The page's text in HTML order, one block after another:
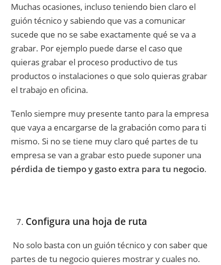
Muchas ocasiones, incluso teniendo bien claro el
guión técnico y sabiendo que vas a comunicar
sucede que no se sabe exactamente qué se va a
grabar. Por ejemplo puede darse el caso que
quieras grabar el proceso productivo de tus
productos o instalaciones o que solo quieras grabar
el trabajo en oficina.
Tenlo siempre muy presente tanto para la empresa
que vaya a encargarse de la grabación como para ti
mismo. Si no se tiene muy claro qué partes de tu
empresa se van a grabar esto puede suponer una
pérdida de tiempo y gasto extra para tu negocio.
Configura una hoja de ruta
No solo basta con un guión técnico y con saber que
partes de tu negocio quieres mostrar y cuales no.